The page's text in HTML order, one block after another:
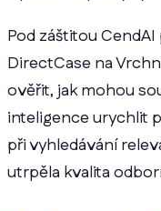
Pod záštitou
DirectCase na
ověřit, jak mohou
inteligence urychlit
při vyhledávání
utrpěla kvalita